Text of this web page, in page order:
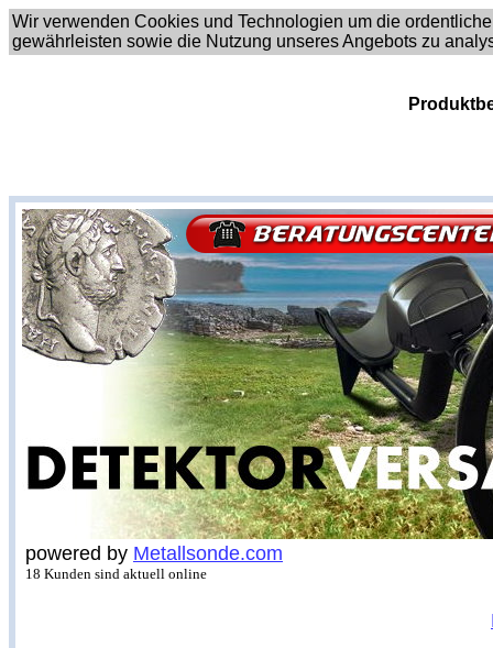
Wir verwenden Cookies und Technologien um die
gewährleisten sowie die Nutzung unseres Angebots zu
powered by Metallsonde.com
18 Kunden sind aktuell online